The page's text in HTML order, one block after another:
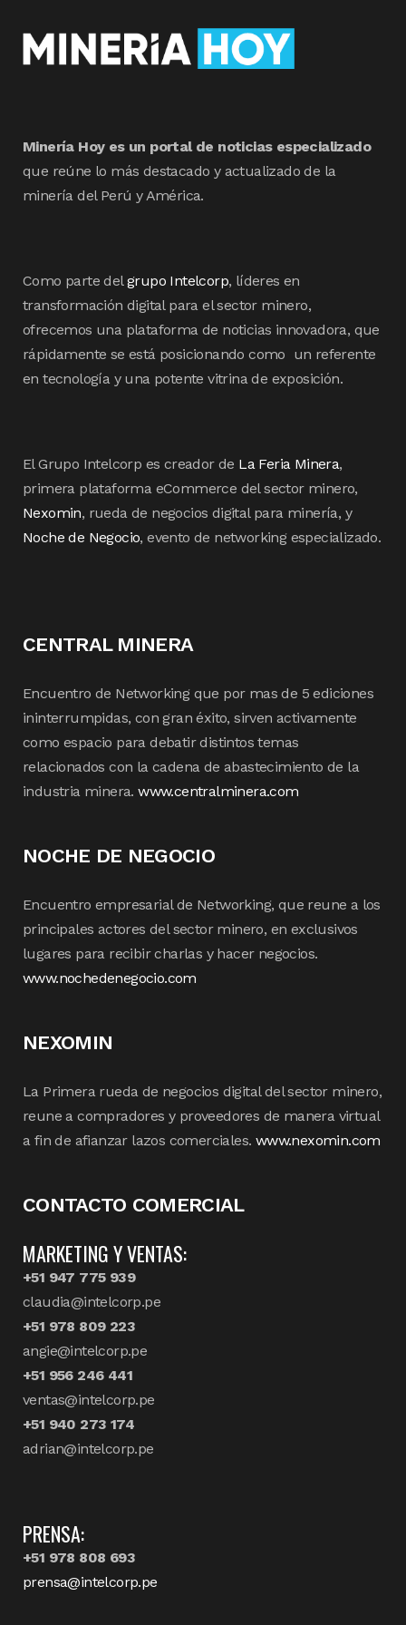
Minería Hoy es un portal de noticias especializado
que reúne lo más destacado y actualizado de la
minería del Perú y América.
Como parte delgrupo Intelcorp, líderes en
transformación digital para el sector minero,
ofrecemos una plataforma de noticias innovadora, que
rápidamente se está posicionando como un referente
en tecnología y una potente vitrina de exposición.
El Grupo Intelcorp es creador de La Feria Minera,
primera plataforma eCommerce del sector minero,
Nexomin, rueda de negocios digital para minería, y
Noche de Negocio, evento de networking especializado.
CENTRAL MINERA
Encuentro de Networking que por mas de 5 ediciones
ininterrumpidas, con gran éxito, sirven activamente
como espacio para debatir distintos temas
relacionados con la cadena de abastecimiento de la
industria minera.www.centralminera.com
NOCHE DE NEGOCIO
Encuentro empresarial de Networking, que reune a los
principales actores del sector minero, en exclusivos
lugares para recibir charlas y hacer negocios.
www.nochedenegocio.com
NEXOMIN
La Primera rueda de negocios digital del sector minero,
reune a compradores y proveedores de manera virtual
a fin de afianzar lazos comerciales. www.nexomin.com
CONTACTO COMERCIAL
MARKETING Y VENTAS:
+51 947 775 939
claudia@intelcorp.pe
+51 978 809 223
angie@intelcorp.pe
+51 956 246 441
ventas@intelcorp.pe
+51 940 273 174
adrian@intelcorp.pe
PRENSA:
+51 978 808 693
prensa@intelcorp.pe